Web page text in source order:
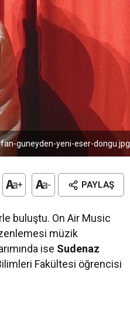
guneyden-yeni-eser-dongu.jpg
+ - PAYLAŞ
buluştu. On Air Music
müzik
ise Sudenaz
Fakültesi öğrencisi